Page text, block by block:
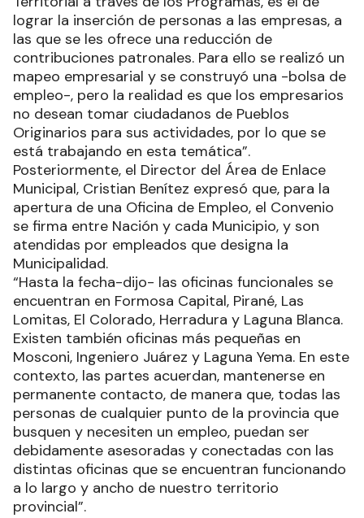
lograr la inserción de personas a las empresas, a
las que se les ofrece una reducción de
contribuciones patronales. Para ello se realizó un
mapeo empresarial y se construyó una -bolsa de
empleo-, pero la realidad es que los empresarios
no desean tomar ciudadanos de Pueblos
Originarios para sus actividades, por lo que se
está trabajando en esta temática”.
Posteriormente, el Director del Área de Enlace
Municipal, Cristian Benítez expresó que, para la
apertura de una Oficina de Empleo, el Convenio
se firma entre Nación y cada Municipio, y son
atendidas por empleados que designa la
Municipalidad.
“Hasta la fecha-dijo- las oficinas funcionales se
encuentran en Formosa Capital, Pirané, Las
Lomitas, El Colorado, Herradura y Laguna Blanca.
Existen también oficinas más pequeñas en
Mosconi, Ingeniero Juárez y Laguna Yema. En este
contexto, las partes acuerdan, mantenerse en
permanente contacto, de manera que, todas las
personas de cualquier punto de la provincia que
busquen y necesiten un empleo, puedan ser
debidamente asesoradas y conectadas con las
distintas oficinas que se encuentran funcionando
a lo largo y ancho de nuestro territorio
provincial”.